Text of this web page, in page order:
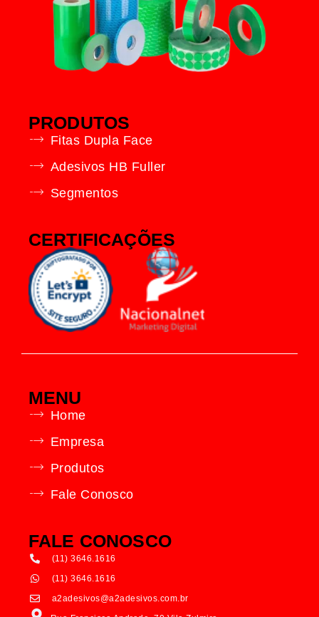
PRODUTOS
Fitas Dupla Face
Adesivos HB Fuller
Segmentos
CERTIFICAÇÕES
MENU
Home
Empresa
Produtos
Fale Conosco
FALE CONOSCO
(11) 3646.1616
(11) 3646.1616
a2adesivos@a2adesivos.com.br